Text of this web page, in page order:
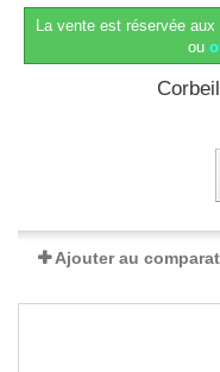
La vente est réservée
ou
Ajouter au